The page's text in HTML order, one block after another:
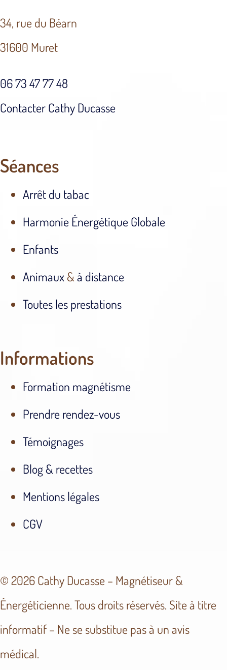
34, rue du Béarn
31600 Muret
06 73 47 77 48
Contacter Cathy Ducasse
Séances
Arrêt du tabac
Harmonie Énergétique Globale
Enfants
Animaux&à distance
Toutes les prestations
Informations
Formation magnétisme
Prendre rendez-vous
Témoignages
Blog & recettes
Mentions légales
CGV
© 2026 Cathy Ducasse – Magnétiseur &
Énergéticienne. Tous droits réservés. Site à titre
informatif – Ne se substitue pas à un avis
médical.